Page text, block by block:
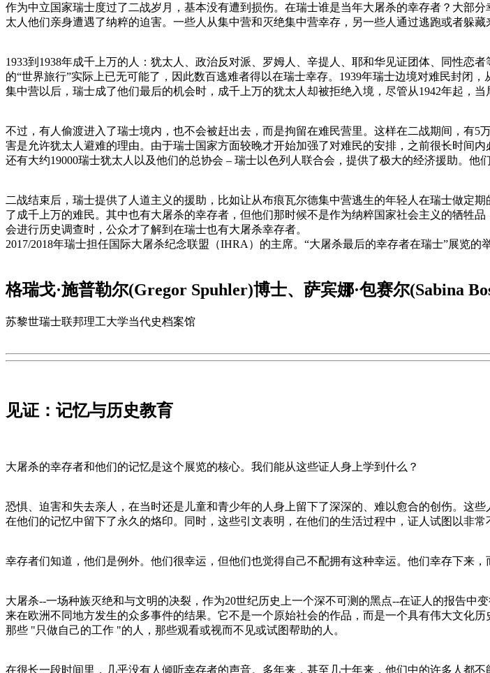
作为中立国家瑞士度过了二战岁月，基本没有遭到损伤。在瑞士谁是当年大屠杀的幸存者？大部
太人他们亲身遭遇了纳粹的迫害。一些人从集中营和灭绝集中营幸存，另一些人通过逃跑或者躲藏
1933到1938年成千上万的人：犹太人、政治反对派、罗姆人、辛提人、耶和华见证团体、同性
的“世界旅行”实际上已无可能了，因此数百逃难者得以在瑞士幸存。1939年瑞士边境对难民封闭
集中营以后，瑞士成了他们最后的机会时，成千上万的犹太人却被拒绝入境，尽管从1942年起，当
不过，有人偷渡进入了瑞士境内，也不会被赶出去，而是拘留在难民营里。这样在二战期间，有
害是允许犹太人避难的理由。由于瑞士国家方面较晚才开始加强了对难民的安排，之前很长时间
还有大约19000瑞士犹太人以及他们的总协会 – 瑞士以色列人联合会，提供了极大的经济援助。他
二战结束后，瑞士提供了人道主义的援助，比如让从布痕瓦尔德集中营逃生的年轻人在瑞士做定
了成千上万的难民。其中也有大屠杀的幸存者，但他们那时候不是作为纳粹国家社会主义的牺牲
会进行历史调查时，公众才了解到在瑞士也有大屠杀幸存者。
2017/2018年瑞士担任国际大屠杀纪念联盟（IHRA）的主席。“大屠杀最后的幸存者在瑞士”展览的
格瑞戈·施普勒尔(Gregor Spuhler)博士、萨宾娜·包赛尔(Sabina
苏黎世瑞士联邦理工大学当代史档案馆
见证：记忆与历史教育
大屠杀的幸存者和他们的记忆是这个展览的核心。我们能从这些证人身上学到什么？
恐惧、迫害和失去亲人，在当时还是儿童和青少年的人身上留下了深深的、难以愈合的创伤。这
在他们的记忆中留下了永久的烙印。同时，这些引文表明，在他们的生活过程中，证人试图以非常
幸存者们知道，他们是例外。他们很幸运，但他们也觉得自己不配拥有这种幸运。他们幸存下来
大屠杀--一场种族灭绝和与文明的决裂，作为20世纪历史上一个深不可测的黑点--在证人的报告
来在欧洲不同地方发生的众多事件的结果。它不是一个原始社会的作品，而是一个具有伟大文化
那些 "只做自己的工作 "的人，那些观看或视而不见或试图帮助的人。
在很长一段时间里，几乎没有人倾听幸存者的声音。多年来，甚至几十年来，他们中的许多人都